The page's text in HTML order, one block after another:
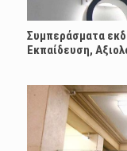
Συμπεράσματα
Εκπαίδευση,